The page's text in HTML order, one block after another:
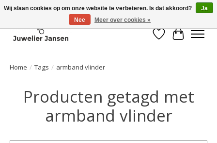
Verlanglijst
Home / Tags / armband vlinder
Producten getagd met
armband vlinder
Wij slaan cookies op om onze website te verbeteren. Is dat akkoord?
Ja
Nee
Meer over cookies »